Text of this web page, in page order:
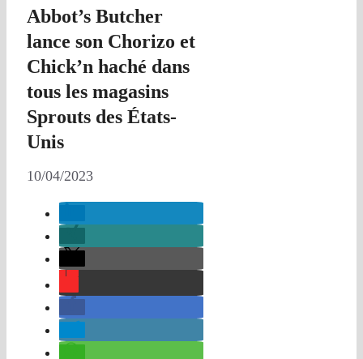
Abbot’s Butcher
lance son Chorizo et
Chick’n haché dans
tous les magasins
Sprouts des États-
Unis
10/04/2023